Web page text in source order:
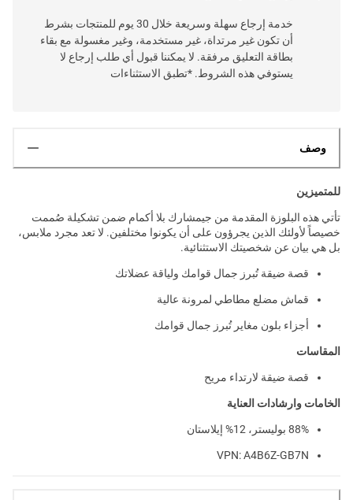
خدمة إرجاع سهلة وسريعة خلال 30 يوم للمنتجات بشرط
أن تكون غير مرتداة، غير مستخدمة، وغير مغسولة مع بقاء
بطاقة التعليق مرفقة. لا يمكننا قبول أي طلب إرجاع لا
يستوفي هذه الشروط. *تطبق الاستثناءات
وصف
للمتميزين
تأتي هذه البلوزة المقدمة من جيمشارك بلا أكمام ضمن تشكيلة صُممت
خصيصاً لأولئك الذين يجرؤون على أن يكونوا مختلفين. لا تعد مجرد ملابس،
بل هي بيان عن شخصيتك الاستثنائية.
قصة ضيقة تُبرز جمال قوامك ولياقة عضلاتك
قماش مضلع مطاطي لمرونة عالية
أجزاء بلون مغاير تُبرز جمال قوامك
المقاسات
قصة ضيقة لارتداء مريح
الخامات وارشادات العناية
88% بوليستر، 12% إيلاستان
VPN: A4B6Z-GB7N